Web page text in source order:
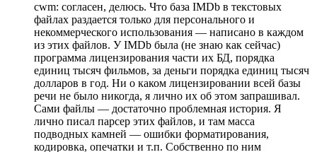
cwm: согласен, делюсь. Что база IMDb в текстовых
файлах раздается только для персонального и
некоммерческого использования — написано в каждом
из этих файлов. У IMDb была (не знаю как сейчас)
программа лицензирования части их БД, порядка
единиц тысяч фильмов, за деньги порядка единиц тысяч
долларов в год. Ни о каком лицензировании всей базы
речи не было никогда, я лично их об этом запрашивал.
Сами файлы — достаточно проблемная история. Я
лично писал парсер этих файлов, и там масса
подводных камней — ошибки форматирования,
кодировка, опечатки и т.п. Собственно по ним